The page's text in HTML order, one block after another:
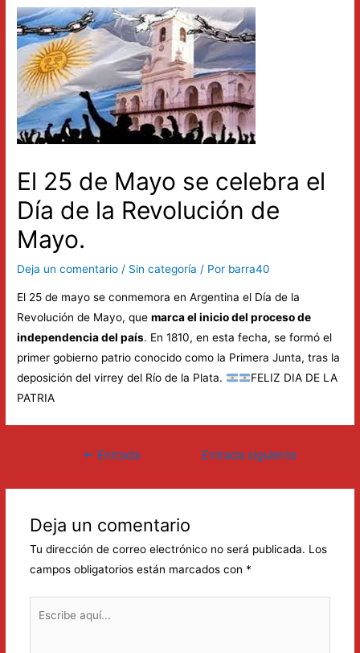
El 25 de Mayo se celebra el
Día de la Revolución de
Mayo.
Deja un comentario / Sin categoría / Por barra40
El 25 de mayo se conmemora en Argentina el Día de la
Revolución de Mayo, quemarca el inicio del proceso de
independencia del país. En 1810, en esta fecha, se formó el
primer gobierno patrio conocido como la Primera Junta, tras la
deposición del virrey del Río de la Plata.
FELIZ DIA DE LA
PATRIA
Navegación
entradas
← Entrada
Entrada siguiente
Deja un comentario
Tu dirección de correo electrónico no será publicada. Los
campos obligatorios están marcados con *